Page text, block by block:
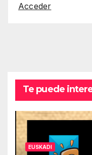
Acceder
Te puede
EUSKADI